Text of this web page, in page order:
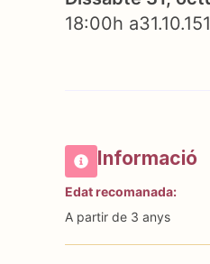
18:00h a31.10.15
Informació
Edat recomanada:
A partir de 3 anys